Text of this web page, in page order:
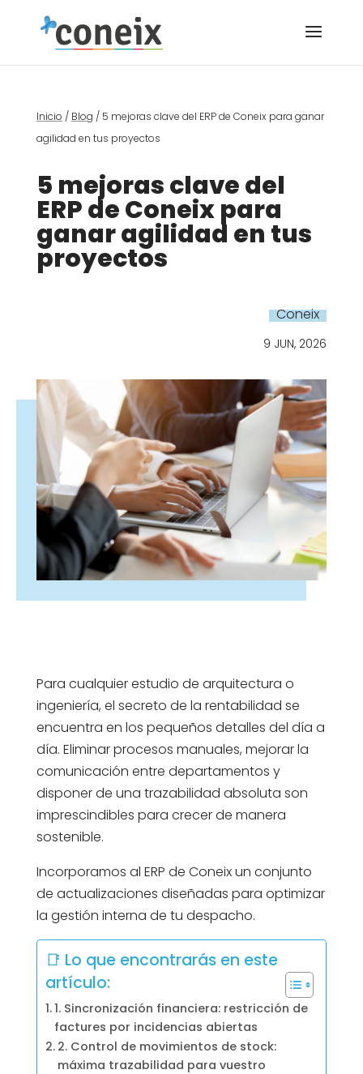
Inicio / Blog / 5 mejoras clave del ERP de Coneix para ganar
agilidad en tus proyectos
5 mejoras clave del
ERP de Coneix para
ganar agilidad en tus
proyectos
Coneix
9 JUN, 2026
Para cualquier estudio de arquitectura o
ingeniería, el secreto de la rentabilidad se
encuentra en los pequeños detalles del día a
día. Eliminar procesos manuales, mejorar la
comunicación entre departamentos y
disponer de una trazabilidad absoluta son
imprescindibles para crecer de manera
sostenible.
Incorporamos al ERP de Coneix un conjunto
de actualizaciones diseñadas para optimizar
la gestión interna de tu despacho.
📑 Lo que encontrarás en este
artículo:
1. Sincronización financiera: restricción de
factures por incidencias abiertas
2. Control de movimientos de stock:
máxima trazabilidad para vuestro